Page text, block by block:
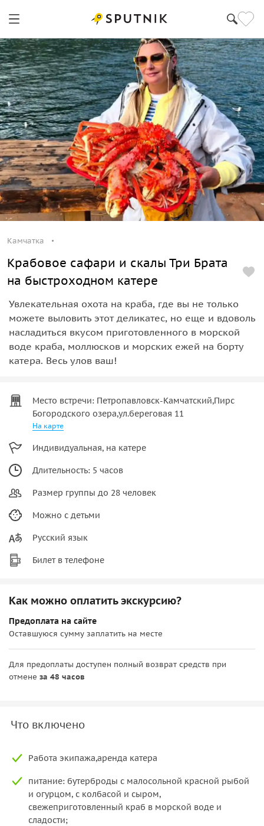
Камчатка
Крабовое сафари и скалы Три Брата
на быстроходном катере
Увлекательная охота на краба, где вы не только
можете выловить этот деликатес, но еще и вдоволь
насладиться вкусом приготовленного в морской
воде краба, моллюсков и морских ежей на борту
катера. Весь улов ваш!
Место встречи: Петропавловск-Камчатский,Пирс
Богородского озера,ул.береговая 11
На карте
Индивидуальная, на катере
Длительность: 5 часов
Размер группы до 28 человек
Можно с детьми
Русский язык
Билет в телефоне
Как можно оплатить экскурсию?
Предоплата на сайте
Оставшуюся сумму заплатить на месте
Для предоплаты доступен полный возврат средств при
отмене за 48 часов
Что включено
питание: бутерброды с малосольной красной рыбой
и огурцом, с колбасой и сыром,
свежеприготовленный краб в морской воде и
сладости;